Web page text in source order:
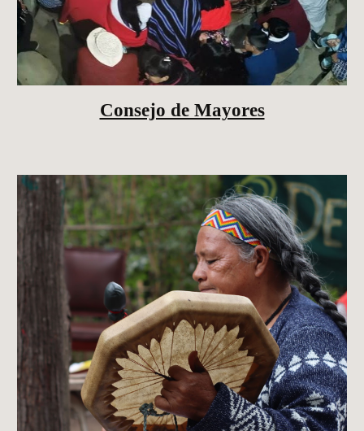
Consejo de Mayores